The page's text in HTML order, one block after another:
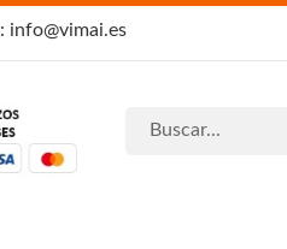
info@vimai.es